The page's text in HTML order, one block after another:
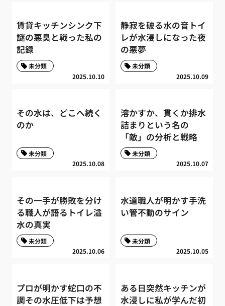
賃貸キッチンシンク下
謎の悪臭と戦った私の
記録
2025.10.10
未分類
静寂を破る水の音トイ
レが水浸しになった夜
の悪夢
2025.10.09
未分類
その水は、どこへ続く
のか
2025.10.08
未分類
溶かすか、貫くか排水
詰まりという名の
「敵」の分析と戦略
2025.10.07
未分類
その一手が勝敗を分け
る職人が語るトイレ溢
水の真実
2025.10.06
未分類
水道職人が明かす手洗
い管不動のサイン
2025.10.05
未分類
プロが明かす蛇口の不
調その水圧低下は予想
ある日突然キッチンが
水浸しに私が学んだ初